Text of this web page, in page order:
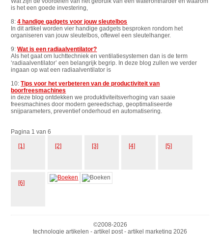
is het een goede investering,
8:4 handige gadgets voor jouw sleutelbos
In dit artikel worden vier handige gadgets besproken rondom het
organiseren van jouw sleutelbos, oftewel een sleutelhanger.
9:Wat is een radiaalventilator?
Als het gaat om luchttechniek en ventilatiesystemen dan is de term
‘radiaalventilator’ een belangrijk begrip. In deze blog zullen we verder
ingaan op wat een radiaalventilator is
10:Tips voor het verbeteren van de productiviteit van
boorfreesmachines
in deze blog ontdekken we produktiviteitsverhoging van saaie
freesmachines door modern gereedschap, geoptimaliseerde
snijparameters, preventief onderhoud en automatisering.
Pagina 1 van 6
[1] [2] [3] [4] [5]
[6]
©2008-2026
technologie artikelen - artikel post - artikel marketing 2026